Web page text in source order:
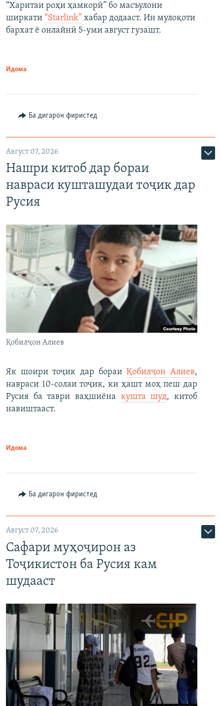
“Харитаи роҳи ҳамкорӣ” бо масъулони
ширкати “Starlink” хабар додааст. Ин мулоқоти
бархат ё онлайнӣ 5-уми август гузашт.
Идома
Ба дигарон фиристед
Август 07, 2026
Нашри китоб дар бораи
навраси кушташудаи тоҷик дар
Русия
Қобилҷон Алиев
Як шоири тоҷик дар бораиҚобилҷон Алиев,
навраси 10-солаи тоҷик, ки ҳашт моҳ пеш дар
Русия ба таври ваҳшиёна кушта шуд, китоб
навиштааст.
Идома
Ба дигарон фиристед
Август 07, 2026
Сафари муҳоҷирон аз
Тоҷикистон ба Русия кам
шудааст